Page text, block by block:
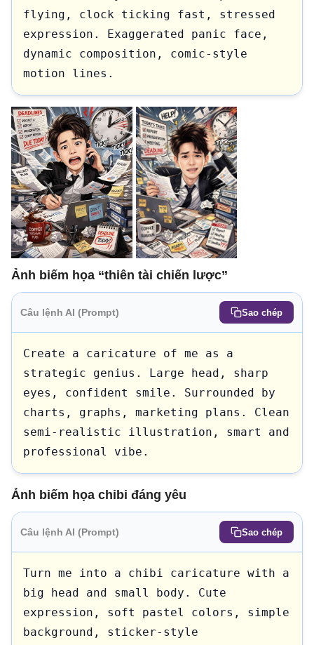
flying, clock ticking fast, stressed
expression. Exaggerated panic face,
dynamic composition, comic-style
motion lines.
Ảnh biếm họa “thiên tài chiến lược”
Câu lệnh AI (Prompt) Sao chép
Create a caricature of me as a
strategic genius. Large head, sharp
eyes, confident smile. Surrounded by
charts, graphs, marketing plans. Clean
semi-realistic illustration, smart and
professional vibe.
Ảnh biếm họa chibi đáng yêu
Câu lệnh AI (Prompt) Sao chép
Turn me into a chibi caricature with a
big head and small body. Cute
expression, soft pastel colors, simple
background, sticker-style